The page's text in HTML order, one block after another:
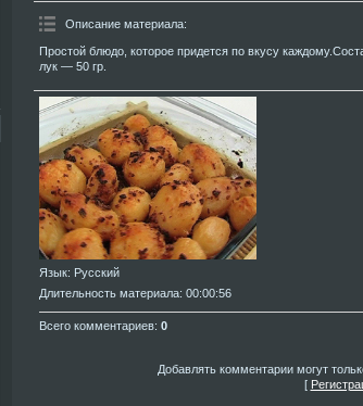
Описание материала:
Простой блюдо, которое придется по вкусу
лук — 50 гр.
Язык: Русский
Длительность материала: 00:00:56
Всего комментариев: 0
Добавлять комментарии могут
[